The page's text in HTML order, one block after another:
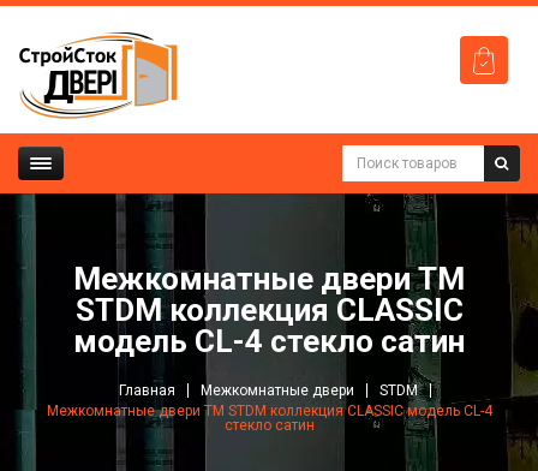
Межкомнатные двери ТМ
STDM коллекция CLASSIC
модель СL-4 стекло сатин
Главная Межкомнатные двери
STDM
Межкомнатные двери ТМ STDM коллекция CLASSIC модель СL-4
стекло сатин